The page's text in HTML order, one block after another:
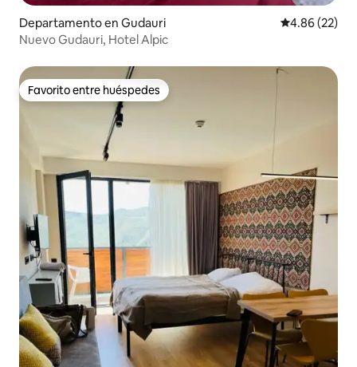
Departamento en Gudauri Calificación
4.86 (22)
Nuevo Gudauri, Hotel Alpic
Favorito entre huéspedes
Favorito entre huéspedes